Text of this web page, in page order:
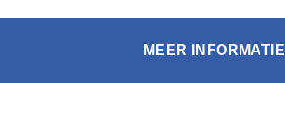
MEER INFORMATIE